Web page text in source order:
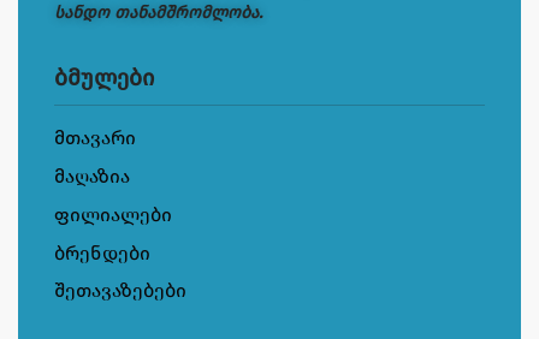
სანდო თანამშრომლობა.
ბმულები
მთავარი
მაღაზია
ფილიალები
ბრენდები
შეთავაზებები